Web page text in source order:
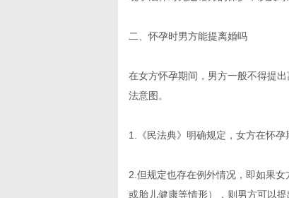
二、怀孕时男方能提离婚吗
在女方怀孕期间，男方一般不得提
法意图。
1.《民法典》明确规定，女方在怀
2.但规定也存在例外情况，即如果
或胎儿健康等情形），则男方可以提